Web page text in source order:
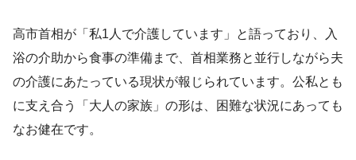
高市首相が「私1人で介護しています」と語っており、入
浴の介助から食事の準備まで、首相業務と並行しながら夫
の介護にあたっている現状が報じられています。公私とも
に支え合う「大人の家族」の形は、困難な状況にあっても
なお健在です。